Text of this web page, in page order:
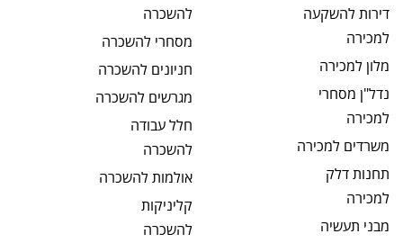
דירות להשקעה
למכירה
מלון למכירה
נדל"ן מסחרי
למכירה
משרדים למכירה
תחנות דלק
למכירה
מבני תעשיה
להשכרה
מסחרי להשכרה
חניונים להשכרה
מגרשים להשכרה
חלל עבודה
להשכרה
אולמותלהשכרה
קליניקות
להשכרה